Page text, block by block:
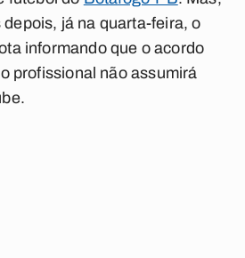
já na quarta-feira, o
informando que o acordo
profissional não assumirá